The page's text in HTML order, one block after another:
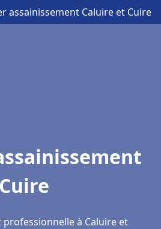
assainissement Caluire et Cuire
à Caluire et